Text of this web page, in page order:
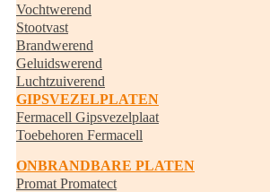
Vochtwerend
Stootvast
Brandwerend
Geluidswerend
Luchtzuiverend
GIPSVEZELPLATEN
Fermacell Gipsvezelplaat
Toebehoren Fermacell
ONBRANDBARE PLATEN
Promat Promatect